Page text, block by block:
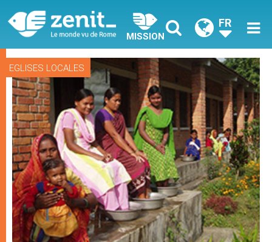
MISSION
FR
EGLISES LOCALES